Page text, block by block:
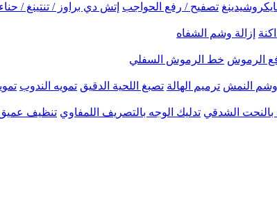
تصفيح / رفع الحواجب إتش دي براوز / تنتينغ / حناء
إزالة وشم الشفاه
الرموش خط الرموش السفلي
وشم النمش ترميم الهالة تصبغ اللحية الدقيق تمويه الندوب
بالنحت الشدقي تدليك الوجه بالتصريف اللمفاوي تنظيف